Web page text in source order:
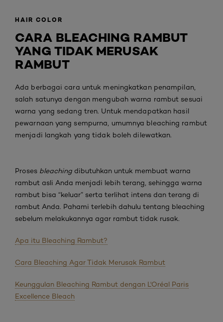
HAIR COLOR
CARA BLEACHING RAMBUT
YANG TIDAK MERUSAK
RAMBUT
Ada berbagai cara untuk meningkatkan penampilan,
salah satunya dengan mengubah warna rambut sesuai
warna yang sedang tren. Untuk mendapatkan hasil
pewarnaan yang sempurna, umumnya bleaching rambut
menjadi langkah yang tidak boleh dilewatkan.
Proses bleaching dibutuhkan untuk membuat warna
rambut asli Anda menjadi lebih terang, sehingga warna
rambut bisa “keluar” serta terlihat intens dan terang di
rambut Anda. Pahami terlebih dahulu tentang bleaching
sebelum melakukannya agar rambut tidak rusak.
Apa itu Bleaching Rambut?
Cara Bleaching Agar Tidak Merusak Rambut
Keunggulan Bleaching Rambut dengan L'Oréal Paris
Excellence Bleach